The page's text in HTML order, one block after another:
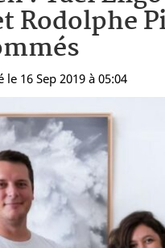
Rodolphe
le 16 Sep 2019 à 05:04